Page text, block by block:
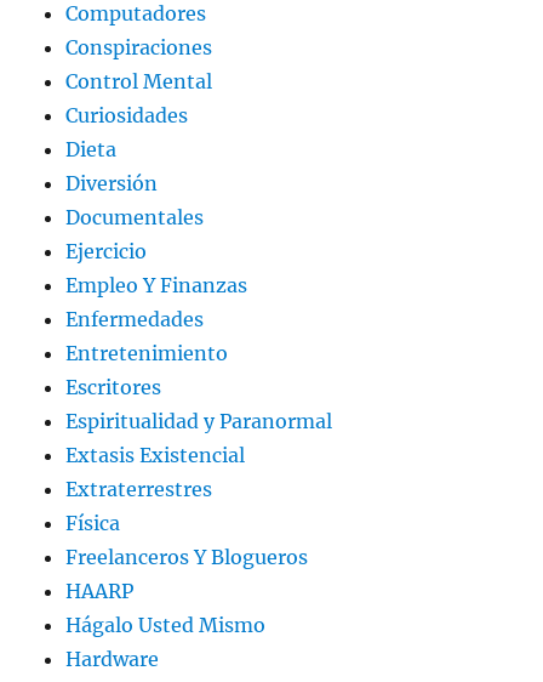
Computadores
Conspiraciones
Control Mental
Curiosidades
Dieta
Diversión
Documentales
Ejercicio
Empleo Y Finanzas
Enfermedades
Entretenimiento
Escritores
Espiritualidad y Paranormal
Extasis Existencial
Extraterrestres
Física
Freelanceros Y Blogueros
HAARP
Hágalo Usted Mismo
Hardware